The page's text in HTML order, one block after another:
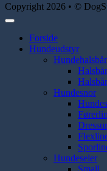
Copyright 2026 • ©
Forside
Hundeudstyr
Hundesnor
Hundeseler
Small